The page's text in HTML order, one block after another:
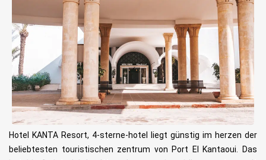
Hotel KANTA Resort, 4-sterne-hotel liegt günstig im herzen der
beliebtesten touristischen zentrum von Port El Kantaoui. Das